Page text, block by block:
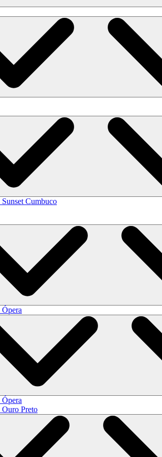
Sunset Cumbuco
Ópera
Ópera
Ouro Preto